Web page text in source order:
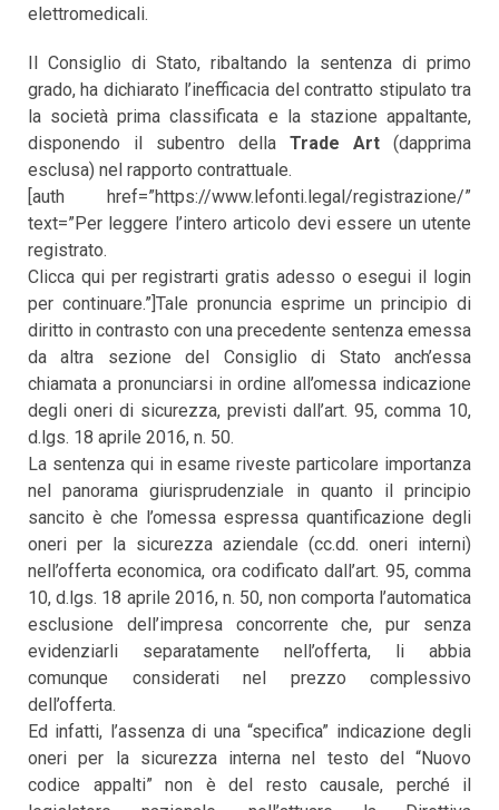
elettromedicali.
Il Consiglio di Stato, ribaltando la sentenza di primo
grado, ha dichiarato l’inefficacia del contratto stipulato tra
la società prima classificata e la stazione appaltante,
disponendo il subentro della Trade Art (dapprima
esclusa) nel rapporto contrattuale.
[auth href=”https://www.lefonti.legal/registrazione/”
text=”Per leggere l’intero articolo devi essere un utente
registrato.
Clicca qui per registrarti gratis adesso o esegui il login
per continuare.”]Tale pronuncia esprime un principio di
diritto in contrasto con una precedente sentenza emessa
da altra sezione del Consiglio di Stato anch’essa
chiamata a pronunciarsi in ordine all’omessa indicazione
degli oneri di sicurezza, previsti dall’art. 95, comma 10,
d.lgs. 18 aprile 2016, n. 50.
La sentenza qui in esame riveste particolare importanza
nel panorama giurisprudenziale in quanto il principio
sancito è che l’omessa espressa quantificazione degli
oneri per la sicurezza aziendale (cc.dd. oneri interni)
nell’offerta economica, ora codificato dall’art. 95, comma
10, d.lgs. 18 aprile 2016, n. 50, non comporta l’automatica
esclusione dell’impresa concorrente che, pur senza
evidenziarli separatamente nell’offerta, li abbia
comunque considerati nel prezzo complessivo
dell’offerta.
Ed infatti, l’assenza di una “specifica” indicazione degli
oneri per la sicurezza interna nel testo del “Nuovo
codice appalti” non è del resto causale, perché il